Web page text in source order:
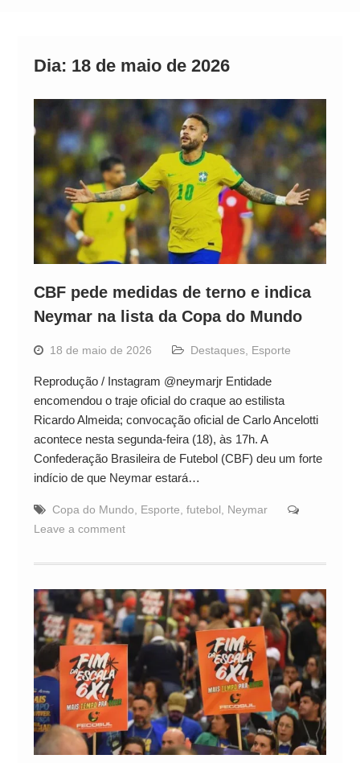
Dia: 18 de maio de 2026
CBF pede medidas de terno e indica
Neymar na lista da Copa do Mundo
18 de maio de 2026 Destaques, Esporte
Reprodução / Instagram @neymarjr Entidade
encomendou o traje oficial do craque ao estilista
Ricardo Almeida; convocação oficial de Carlo Ancelotti
acontece nesta segunda-feira (18), às 17h. A
Confederação Brasileira de Futebol (CBF) deu um forte
indício de que Neymar estará…
Copa do Mundo, Esporte, futebol, Neymar
Leave a comment